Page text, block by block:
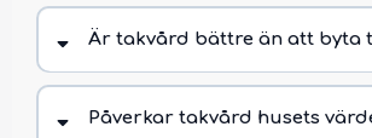
Är takvård bättre än att byta
Påverkar takvård husets